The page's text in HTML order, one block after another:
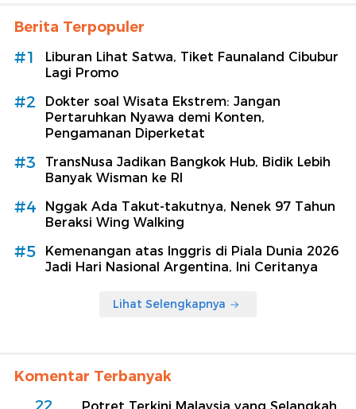
Berita Terpopuler
#1
Liburan Lihat Satwa, Tiket Faunaland Cibubur
Lagi Promo
#2
Dokter soal Wisata Ekstrem: Jangan
Pertaruhkan Nyawa demi Konten,
Pengamanan Diperketat
#3
TransNusa Jadikan Bangkok Hub, Bidik Lebih
Banyak Wisman ke RI
#4
Nggak Ada Takut-takutnya, Nenek 97 Tahun
Beraksi Wing Walking
#5
Kemenangan atas Inggris di Piala Dunia 2026
Jadi Hari Nasional Argentina, Ini Ceritanya
Lihat Selengkapnya
Komentar Terbanyak